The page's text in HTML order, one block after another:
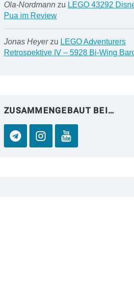
Ola-Nordmannzu LEGO 43292
Pua im Review
Jonas Heyerzu LEGO Adventurers
Retrospektive IV – 5928 Bi-Wing
ZUSAMMENGEBAUT BEI…